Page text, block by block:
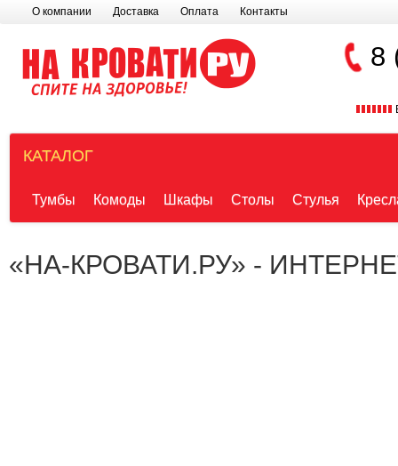
О компании Доставка Оплата Контакты
8
КАТАЛОГ
Тумбы Комоды Шкафы Столы Стулья
«НА-КРОВАТИ.РУ» -